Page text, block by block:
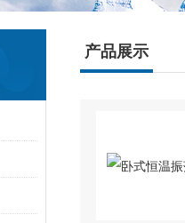
产品展示